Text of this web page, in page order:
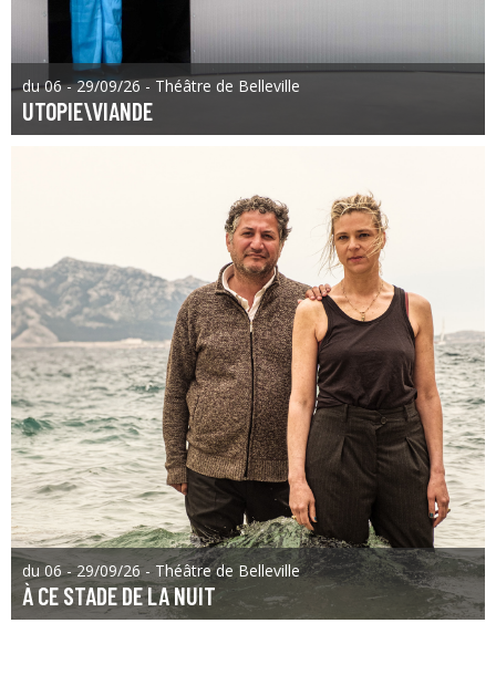
du 06 - 29/09/26 - Théâtre de Belleville
UTOPIE\VIANDE
du 06 - 29/09/26 - Théâtre de Belleville
À CE STADE DE LA NUIT